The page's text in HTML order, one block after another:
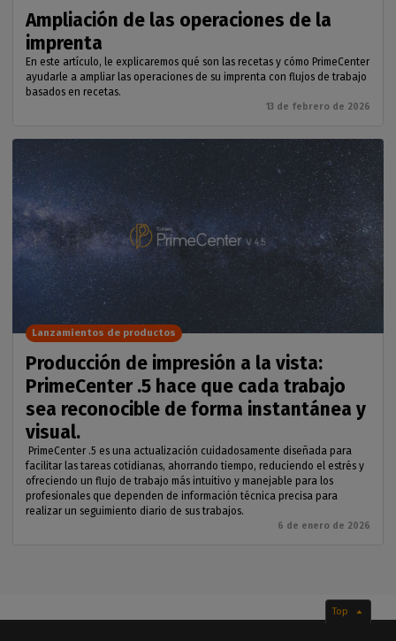
Ampliación de las operaciones de la
imprenta
En este artículo, le explicaremos qué son las recetas y cómo PrimeCenter
ayudarle a ampliar las operaciones de su imprenta con flujos de trabajo
basados en recetas.
13 de febrero de 2026
Producción de impresión a la vista:
PrimeCenter .5 hace que cada trabajo
sea reconocible de forma instantánea y
visual.
PrimeCenter .5 es una actualización cuidadosamente diseñada para
facilitar las tareas cotidianas, ahorrando tiempo, reduciendo el estrés y
ofreciendo un flujo de trabajo más intuitivo y manejable para los
profesionales que dependen de información técnica precisa para
realizar un seguimiento diario de sus trabajos.
6 de enero de 2026
Lanzamientos de productos
Top